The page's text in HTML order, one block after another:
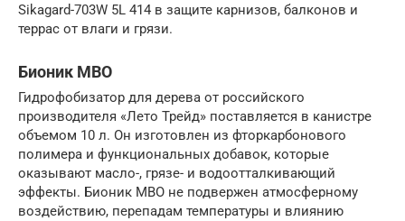
Sikagard-703W 5L 414 в защите карнизов, балконов и
террас от влаги и грязи.
Бионик МВО
Гидрофобизатор для дерева от российского
производителя «Лето Трейд» поставляется в канистре
объемом 10 л. Он изготовлен из фторкарбонового
полимера и функциональных добавок, которые
оказывают масло-, грязе- и водоотталкивающий
эффекты. Бионик МВО не подвержен атмосферному
воздействию, перепадам температуры и влиянию